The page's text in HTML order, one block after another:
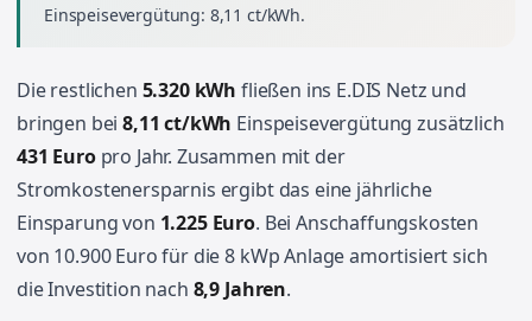
Einspeisevergütung: 8,11 ct/kWh.
Die restlichen 5.320 kWh fließen ins E.DIS Netz und
bringen bei8,11 ct/kWh Einspeisevergütung zusätzlich
431 Europro Jahr. Zusammen mit der
Stromkostenersparnis ergibt das eine jährliche
Einsparung von 1.225 Euro. Bei Anschaffungskosten
von 10.900 Euro für die 8 kWp Anlage amortisiert sich
die Investition nach 8,9 Jahren.